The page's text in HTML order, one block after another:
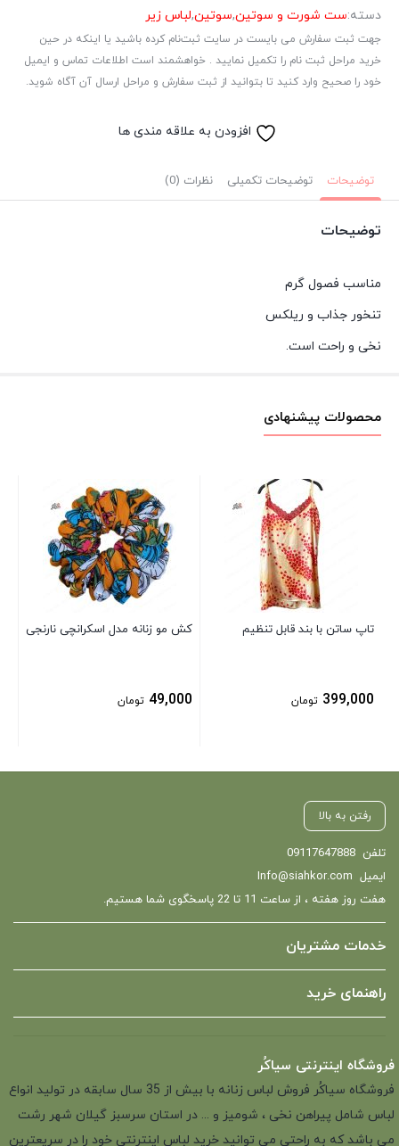
دسته:ست شورت و سوتین,سوتین,لباس زیر
جهت ثبت سفارش می بایست در سایت ثبت‌نام کرده باشید یا اینکه در حین
خرید مراحل ثبت نام را تکمیل نمایید . خواهشمند است اطلاعات تماس و ایمیل
خود را صحیح وارد کنید تا بتوانید از ثبت سفارش و مراحل ارسال آن آگاه شوید.
افزودن به علاقه مندی ها
توضیحات توضیحات تکمیلی نظرات (0)
توضیحات
مناسب فصول گرم
تنخور جذاب و ریلکس
نخی و راحت است.
محصولات پیشنهادی
تاپ ساتن با بند قابل تنظیم
399,000 تومان
کش مو زنانه مدل اسکرانچی نارنجی
49,000 تومان
رفتن به بالا
تلفن 09117647888
ایمیل Info@siahkor.com
هفت روز هفته ، از ساعت 11 تا 22 پاسخگوی شما هستیم.
خدمات مشتریان
راهنمای خرید
فروشگاه اینترنتی سیاکُر
فروشگاه سیاکُر فروش لباس زنانه با بیش از 35 سال سابقه در تولید انواع
لباس شامل پیراهن نخی ، شومیز و ... در استان سرسبز گیلان شهر رشت
می باشد که به راحتی می توانید خرید لباس اینترنتی خود را در سریعترین